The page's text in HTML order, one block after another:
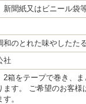
聞紙又はビニール袋
のとれた味やしたた
社
2箱をテープで巻き、
ます。 ご希望のお客
。